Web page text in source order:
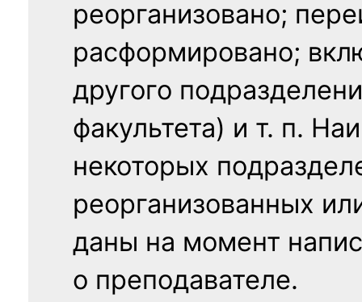
реорганизовано;
расформировано;
другого
факультета) и т. п.
некоторых
реорганизованных
даны на момент
о преподавателе.